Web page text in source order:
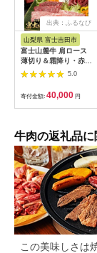
出典：ふるなび
山梨県 富士吉田市
富士山麓牛 肩ロース
薄切り＆霜降り・赤身
焼肉セット 牛肉 食べ
比べ 計1.3kg 焼肉 す
き焼き 国産 精肉 冷凍
送料無料
5.0
寄付金額: 40,000 円
牛肉の返礼品
この美味しさは